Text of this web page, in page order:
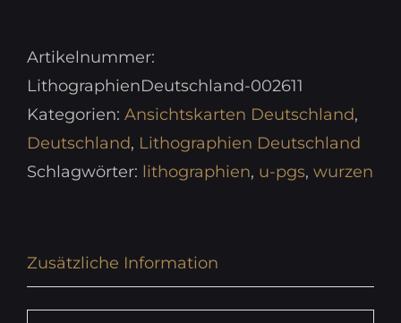
Artikelnummer:
LithographienDeutschland-002611
Kategorien: Ansichtskarten Deutschland,
Deutschland, Lithographien Deutschland
Schlagwörter: lithographien, u-pgs, wurzen
Zusätzliche Information